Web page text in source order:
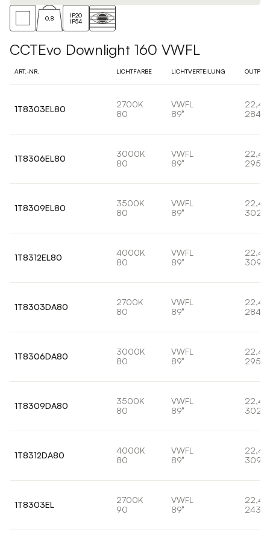
0,8
IP20
IP54
CCTEvo Downlight 160 VWFL
ART.-NR. LICHTFARBE LICHTVERTEILUNG OUTPUT
1T8303EL80
2700K
80
VWFL
89°
1T8306EL80
3000K
80
VWFL
89°
1T8309EL80
3500K
80
VWFL
89°
1T8312EL80
4000K
80
VWFL
89°
1T8303DA80
2700K
80
VWFL
89°
1T8306DA80
3000K
80
VWFL
89°
1T8309DA80
3500K
80
VWFL
89°
1T8312DA80
4000K
80
VWFL
89°
1T8303EL
2700K
90
VWFL
89°